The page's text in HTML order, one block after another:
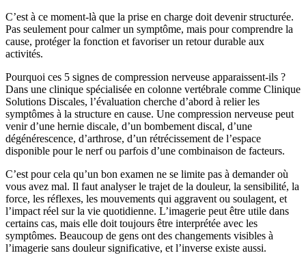
C’est à ce moment-là que la prise en charge doit devenir structurée.
Pas seulement pour calmer un symptôme, mais pour comprendre la
cause, protéger la fonction et favoriser un retour durable aux
activités.
Pourquoi ces 5 signes de compression nerveuse apparaissent-ils ?
Dans une clinique spécialisée en colonne vertébrale comme Clinique
Solutions Discales, l’évaluation cherche d’abord à relier les
symptômes à la structure en cause. Une compression nerveuse peut
venir d’une hernie discale, d’un bombement discal, d’une
dégénérescence, d’arthrose, d’un rétrécissement de l’espace
disponible pour le nerf ou parfois d’une combinaison de facteurs.
C’est pour cela qu’un bon examen ne se limite pas à demander où
vous avez mal. Il faut analyser le trajet de la douleur, la sensibilité, la
force, les réflexes, les mouvements qui aggravent ou soulagent, et
l’impact réel sur la vie quotidienne. L’imagerie peut être utile dans
certains cas, mais elle doit toujours être interprétée avec les
symptômes. Beaucoup de gens ont des changements visibles à
l’imagerie sans douleur significative, et l’inverse existe aussi.